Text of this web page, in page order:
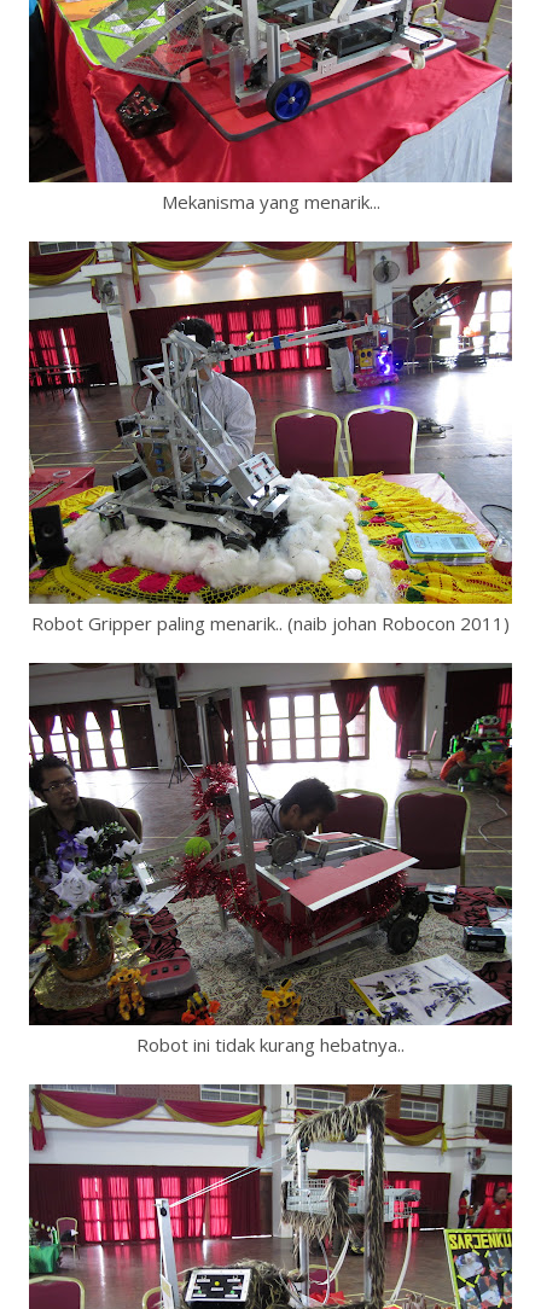
Mekanisma yang menarik...
Robot Gripper paling menarik.. (naib johan Robocon 2011)
Robot ini tidak kurang hebatnya..